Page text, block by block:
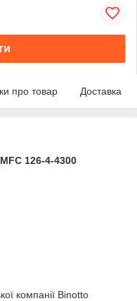
про товар Доставка
126-4-4300
компанії Binotto